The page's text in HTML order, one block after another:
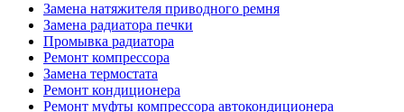
Замена натяжителя приводного ремня
Замена радиатора печки
Промывка радиатора
Ремонт компрессора
Замена термостата
Ремонт кондиционера
Ремонт муфты компрессора автокондиционера